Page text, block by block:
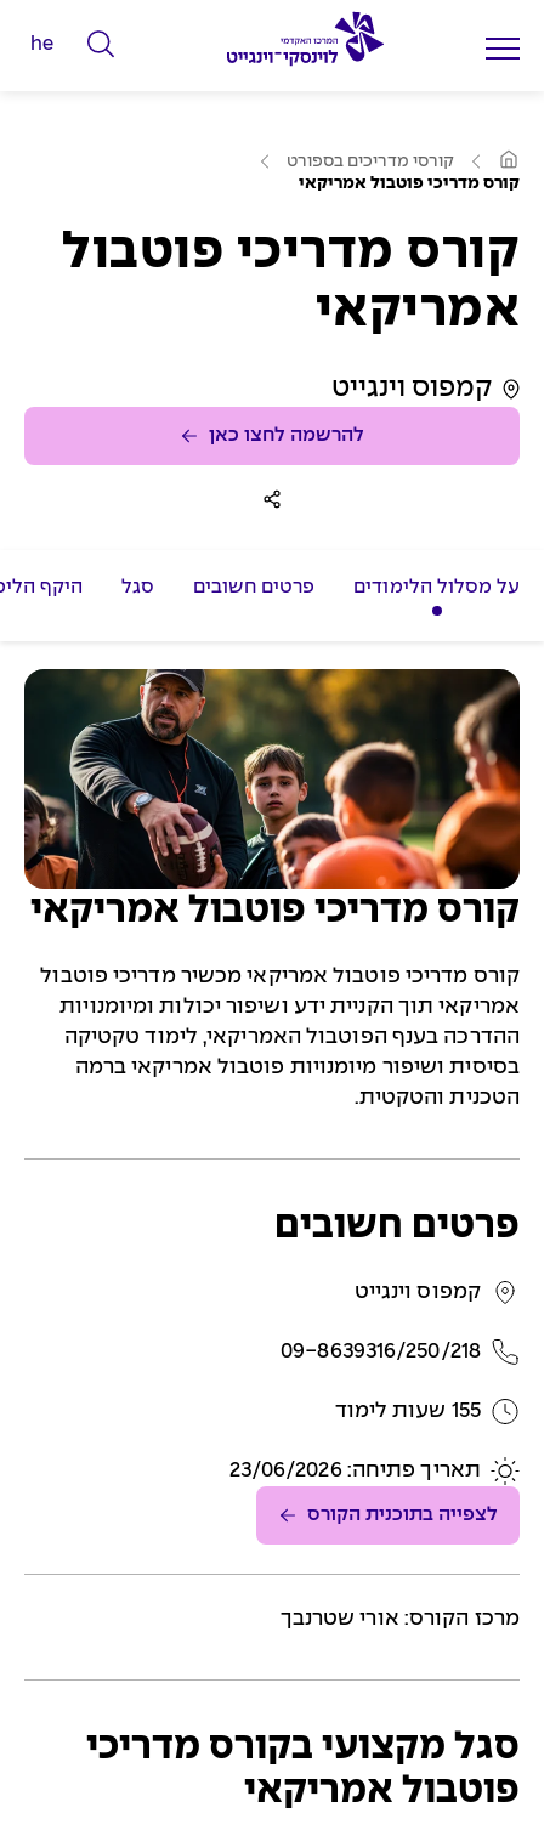
ה
ל
he
ע
מ
ו
ב
קורסי מדריכים בספורט
קורס מדריכי פוטבול אמריקאי
קורס מדריכי פוטבול
אמריקאי
קמפוס וינגייט
להרשמה לחצו כאן
על מסלול הלימודים פרטים חשובים סגל היקף
קורס מדריכי פוטבול אמריקאי
קורס מדריכי פוטבול אמריקאי מכשיר מדריכי פוטבול
אמריקאי תוך הקניית ידע ושיפור יכולות ומיומנויות
ההדרכה בענף הפוטבול האמריקאי, לימוד טקטיקה
בסיסית ושיפור מיומנויות פוטבול אמריקאי ברמה
הטכנית והטקטית.
פרטים חשובים
קמפוס וינגייט
09-8639316/250/218
155 שעות לימוד
תאריך פתיחה: 23/06/2026
לצפייה בתוכנית הקורס
מרכז הקורס: אורי שטרנבך
סגל מקצועי בקורס מדריכי
פוטבול אמריקאי